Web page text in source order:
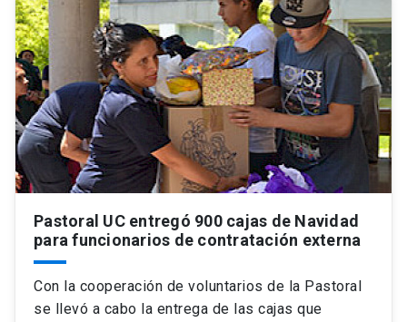
Pastoral UC entregó 900 cajas de Navidad
para funcionarios de contratación externa
Con la cooperación de voluntarios de la Pastoral
se llevó a cabo la entrega de las cajas que